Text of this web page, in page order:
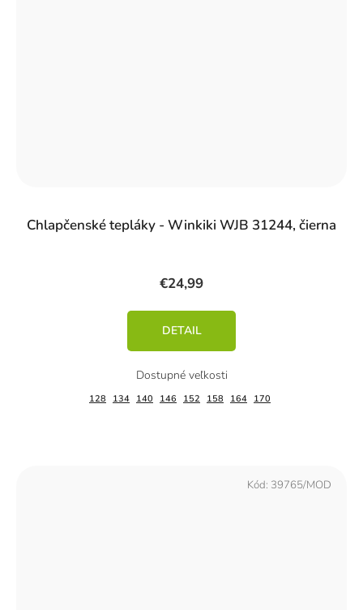
Chlapčenské tepláky - Winkiki WJB 31244, čierna
€24,99
DETAIL
128 134 140 146 152 158 164 170
Kód: 39765/MOD